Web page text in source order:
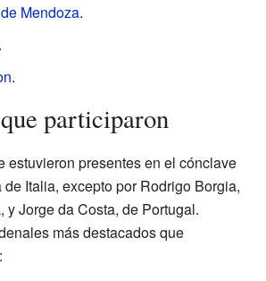
Mendoza.
.
participaron
estuvieron presentes en el cónclave
Italia, excepto por Rodrigo Borgia,
y Jorge da Costa, de Portugal.
más destacados que